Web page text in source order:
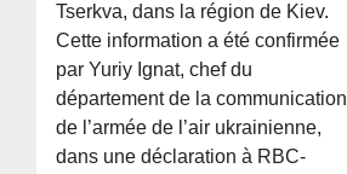
Tserkva, dans la région de Kiev.
Cette information a été confirmée
par Yuriy Ignat, chef du
département de la communication
de l’armée de l’air ukrainienne,
dans une déclaration à RBC-